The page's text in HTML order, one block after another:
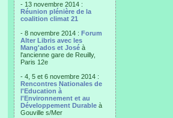
- 13 novembre 2014 :
Réunion plénière de la
coalition climat 21
- 8 novembre 2014 : Forum
Alter Libris avec les
Mang'ados et José à
l'ancienne gare de Reuilly,
Paris 12e
- 4, 5 et 6 novembre 2014 :
Rencontres Nationales de
l'Education à
l'Environnement et au
Développement Durable à
Gouville s/Mer